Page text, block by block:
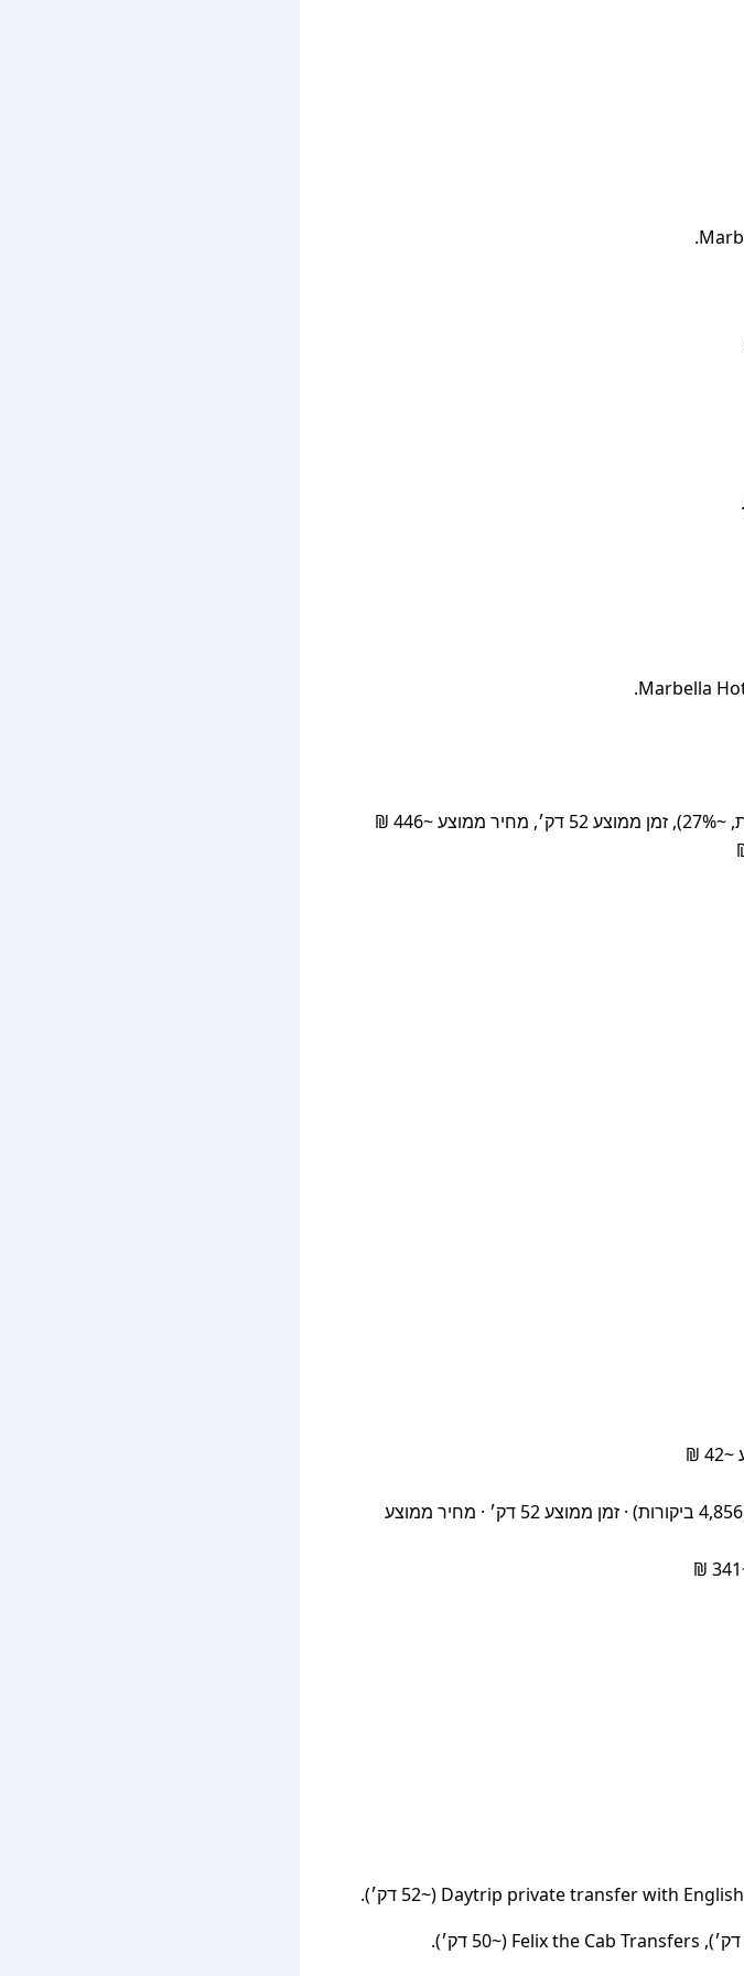
Daytrip private transfer with English speaking driver – 176 נסיעות · דירוג 4.8/5 (4,856 ביקורות) · זמן ממוצע 52 דק׳ · מחיר ממוצע